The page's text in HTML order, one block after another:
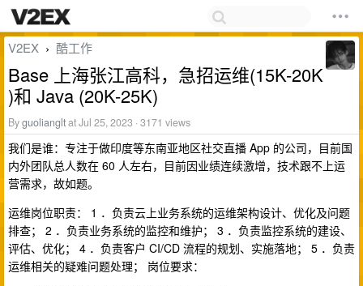
V2EX › 酷工作
Base 上海张江高科，急招运维(15K-20K
)和 Java (20K-25K)
Byguoliangltat Jul 25, 2023 · 3171 views
我们是谁：专注于做印度等东南亚地区社交直播 App 的公司，目前国
内外团队总人数在 60 人左右，目前因业绩连续激增，技术跟不上运
营需求，故如题。
运维岗位职责： 1 ．负责云上业务系统的运维架构设计、优化及问题
排查； 2 ．负责业务系统的监控和维护； 3 ．负责监控系统的建设、
评估、优化； 4 ．负责客户 CI/CD 流程的规划、实施落地； 5 ．负责
运维相关的疑难问题处理； 岗位要求：